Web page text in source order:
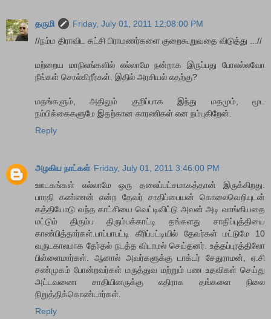
தருமி
Friday, July 01, 2011 12:08:00 PM
//நம்ம திராவிட கட்சி பிராமணர்களை குறைகூறுவதை விடுத்து ...//
மற்றைய மாநிலங்களில் எல்லாமே நன்றாக இருப்பது போலல்லவோ
நீங்கள் சொல்கிறீர்கள். இதில் அரசியல் எதற்கு?
மதங்களும், அதிலும் குறிப்பாக இந்து மதமும், மூட
நம்பிக்கைகளுமே இதற்கான காரணிகள் என நம்புகிறேன்.
Reply
அழகிய நாட்கள் Friday, July 01, 2011 3:46:00 PM
ஊடகங்கள் எல்லாமே ஒரு தலைப்பட்சமாகத்தான் இருக்கிறது.
பாரதி கண்ணன் என்ற தேவர் சாதிப்பையன் கொலைவெறியுடன்
கத்தியோடு வந்த காட்சியை வெட்டிவிட்டு அவன் அடி வாங்கியதை
மட்டும் திரும்ப திரும்பக்காட்டி தங்களது சாதிப்புத்தியை
காண்பித்தார்கள்.பாப்பாபட்டி கீரிப்பட்டியில் தேவர்கள் மட்டுமே 10
வருடகாலமாக தேர்தல் நடத்த விடாமல் செய்தனர். உத்தப்புரத்திலோ
பிள்ளைமார்கள். ஆனால் அவர்களுக்கு டாக்டர் சேதுராமன், ஏ.சி
சண்முகம் போன்றவர்கள் மருத்துவ மற்றும் பண உதவிகள் செய்து
அட்டவணை சாதியினருக்கு எதிராக தங்களை நிலை
நிறுத்திக்கொண்டார்கள்.
Reply